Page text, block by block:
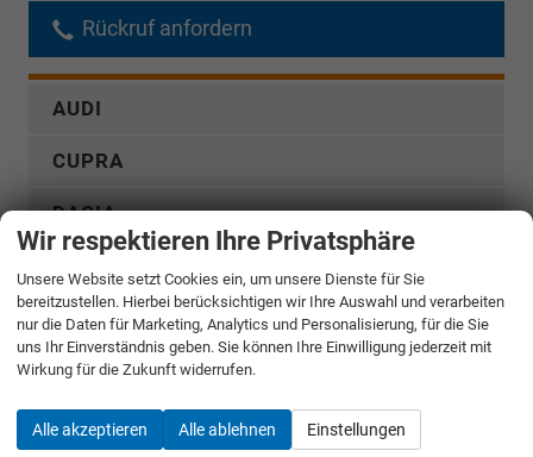
Rückruf anfordern
AUDI
CUPRA
DACIA
FORD
GWM
HYUNDAI
Wir respektieren Ihre Privatsphäre
Unsere Website setzt Cookies ein, um unsere Dienste für Sie
bereitzustellen. Hierbei berücksichtigen wir Ihre Auswahl und verarbeiten
nur die Daten für Marketing, Analytics und Personalisierung, für die Sie
uns Ihr Einverständnis geben. Sie können Ihre Einwilligung jederzeit mit
Wirkung für die Zukunft widerrufen.
Alle akzeptieren Alle ablehnen Einstellungen